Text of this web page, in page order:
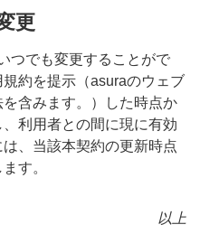
更
つでも変更することがで
約を提示（asuraのウェブ
含みます。）した時点か
利用者との間に現に有効
、当該本契約の更新時点
す。
以上